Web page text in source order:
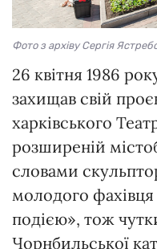
Фото з архіву Сергія
26 квітня 1986
захищав свій
харківського
розширеній
словами
молодого
подією», тож
Чорнбильської